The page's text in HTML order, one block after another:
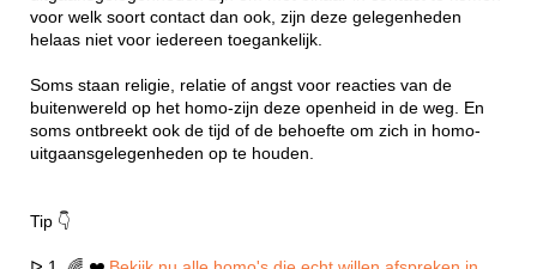
voor welk soort contact dan ook, zijn deze gelegenheden
helaas niet voor iedereen toegankelijk.
Soms staan religie, relatie of angst voor reacties van de
buitenwereld op het homo-zijn deze openheid in de weg. En
soms ontbreekt ook de tijd of de behoefte om zich in homo-
uitgaansgelegenheden op te houden.
Tip 👇